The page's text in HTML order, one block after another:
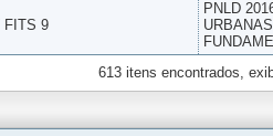
FITS 9
PNLD
613 itens encontrados,